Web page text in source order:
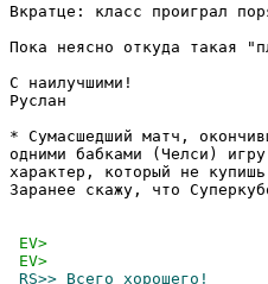
Вкратце: класс проиграл
Пока неясно откуда такая
С наилучшими!
Руслан
* Сумасшедший матч,
одними бабками (Челси)
характер, который не
Заранее скажу, что